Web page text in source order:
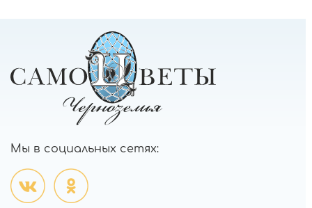
Мы в социальных сетях: